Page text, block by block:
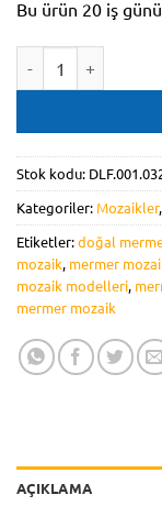
Bu ürün 20 iş
Stok kodu:
Kategoriler: Mozaikler,
Etiketler:doğal
mozaik, mermer
mozaik modelleri,
mermer mozaik
AÇIKLAMA